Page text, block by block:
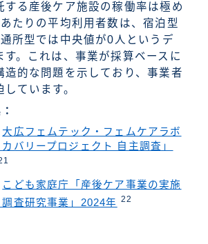
する産後ケア施設の稼働率は極め
たりの平均利用者数は、宿泊型
所型では中央値が0人というデ
す。これは、事業が採算ベースに
造的な問題を示しており、事業者
ています。
大広フェムテック・フェムケアラボ
カバリープロジェクト 自主調査」
こども家庭庁「産後ケア事業の実施
調査研究事業」2024年 22